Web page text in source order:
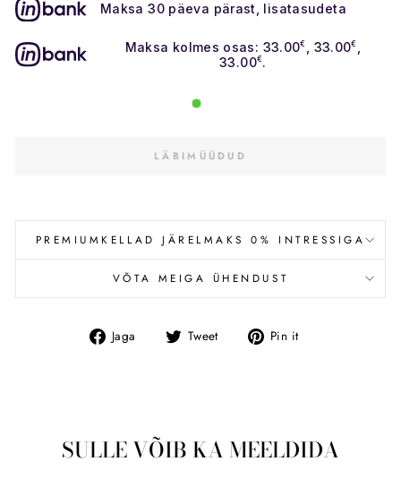
Maksa 30 päeva pärast, lisatasudeta
Maksa kolmes osas: 33.00€ , 33.00€
33.00€ .
LÄBIMÜÜDUD
PREMIUMKELLAD JÄRELMAKS 0% INTRESSIGA
VÕTA MEIGA ÜHENDUST
Jaga
Jaga
Tweet Tweet Pin it
SULLE VÕIB KA MEELDIDA